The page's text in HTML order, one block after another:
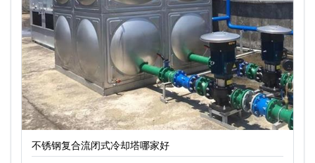
不锈钢复合流闭式冷却塔哪家好